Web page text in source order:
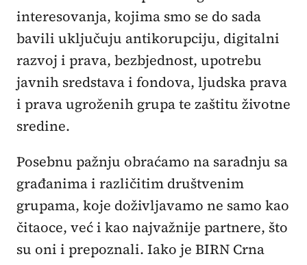
interesovanja, kojima smo se do sada
bavili uključuju antikorupciju, digitalni
razvoj i prava, bezbjednost, upotrebu
javnih sredstava i fondova, ljudska prava
i prava ugroženih grupa te zaštitu životne
sredine.
Posebnu pažnju obraćamo na saradnju sa
građanima i različitim društvenim
grupama, koje doživljavamo ne samo kao
čitaoce, već i kao najvažnije partnere, što
su oni i prepoznali. Iako je BIRN Crna